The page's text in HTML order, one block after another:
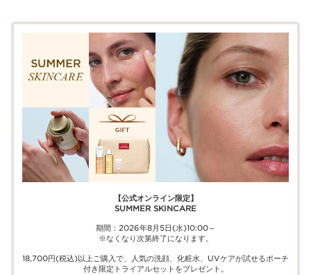
【公式オンライン限定】​​
SUMMER SKINCARE
期間：2026年8月5日(水)10:00～
※なくなり次第終了になります。
18,700円(税込)以上ご購入で、​人気の洗顔、化粧水、UVケアが試せる​ポーチ
付き限定トライアルセットをプレゼント。​